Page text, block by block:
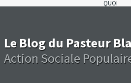
QUOI
Le Blog du Pasteur
Action Sociale